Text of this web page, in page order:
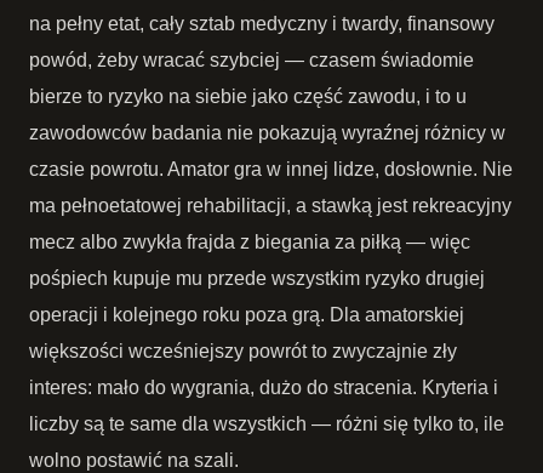
na pełny etat, cały sztab medyczny i twardy, finansowy
powód, żeby wracać szybciej — czasem świadomie
bierze to ryzyko na siebie jako część zawodu, i to u
zawodowców badania nie pokazują wyraźnej różnicy w
czasie powrotu. Amator gra w innej lidze, dosłownie. Nie
ma pełnoetatowej rehabilitacji, a stawką jest rekreacyjny
mecz albo zwykła frajda z biegania za piłką — więc
pośpiech kupuje mu przede wszystkim ryzyko drugiej
operacji i kolejnego roku poza grą. Dla amatorskiej
większości wcześniejszy powrót to zwyczajnie zły
interes: mało do wygrania, dużo do stracenia. Kryteria i
liczby są te same dla wszystkich — różni się tylko to, ile
wolno postawić na szali.